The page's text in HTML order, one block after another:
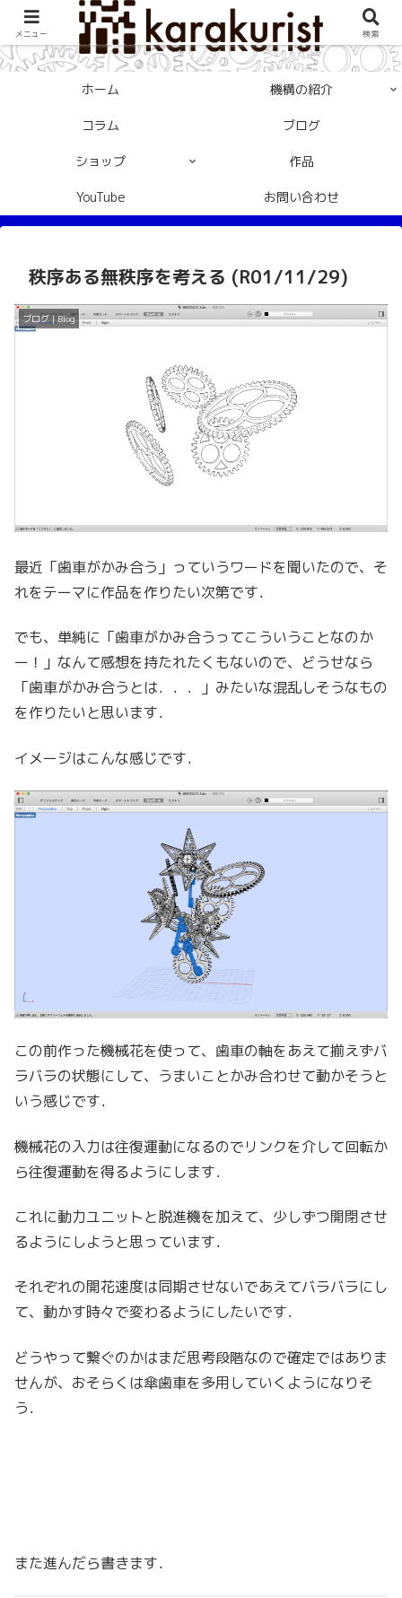
ホーム 機構の紹介
コラム ブログ
ショップ 作品
YouTube お問い合わせ
秩序ある無秩序を考える (R01/11/29)
ブログ | Blog
最近「歯車がかみ合う」っていうワードを聞いたので、そ
れをテーマに作品を作りたい次第です．
でも、単純に「歯車がかみ合うってこういうことなのか
ー！」なんて感想を持たれたくもないので、どうせなら
「歯車がかみ合うとは．．．」みたいな混乱しそうなもの
を作りたいと思います．
イメージはこんな感じです．
この前作った機械花を使って、歯車の軸をあえて揃えずバ
ラバラの状態にして、うまいことかみ合わせて動かそうと
いう感じです．
機械花の入力は往復運動になるのでリンクを介して回転か
ら往復運動を得るようにします．
これに動力ユニットと脱進機を加えて、少しずつ開閉させ
るようにしようと思っています．
それぞれの開花速度は同期させないであえてバラバラにし
て、動かす時々で変わるようにしたいです．
どうやって繋ぐのかはまだ思考段階なので確定ではありま
せんが、おそらくは傘歯車を多用していくようになりそ
う．
また進んだら書きます．
メニュー 検索